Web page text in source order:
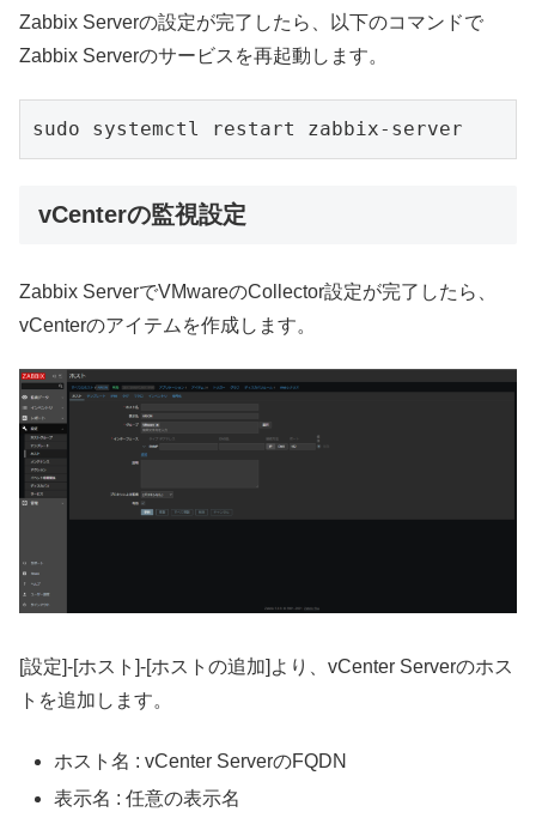
Zabbix Serverの設定が完了したら、以下のコマンドで
Zabbix Serverのサービスを再起動します。
sudo systemctl restart zabbix-server
vCenterの監視設定
Zabbix ServerでVMwareのCollector設定が完了したら、
vCenterのアイテムを作成します。
[設定]-[ホスト]-[ホストの追加]より、vCenter Serverのホス
トを追加します。
ホスト名 : vCenter ServerのFQDN
表示名 : 任意の表示名